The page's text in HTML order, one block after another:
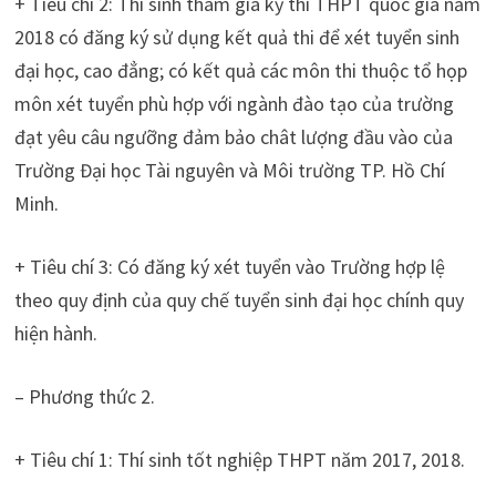
2018 có đăng ký sử dụng kết quả thi để xét tuyển sinh
đại học, cao đẳng; có kết quả các môn thi thuộc tổ họp
môn xét tuyển phù hợp với ngành đào tạo của trường
đạt yêu câu ngưỡng đảm bảo chât lượng đầu vào của
Trường Đại học Tài nguyên và Môi trường TP. Hồ Chí
Minh.
+ Tiêu chí 3: Có đăng ký xét tuyển vào Trường hợp lệ
theo quy định của quy chế tuyển sinh đại học chính quy
hiện hành.
– Phương thức 2.
+ Tiêu chí 1: Thí sinh tốt nghiệp THPT năm 2017, 2018.